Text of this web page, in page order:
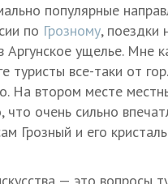
популярные
по Грозному, поездки
Аргунское ущелье. Мне
туристы все-таки от
На втором месте
что очень сильно
Грозный и его